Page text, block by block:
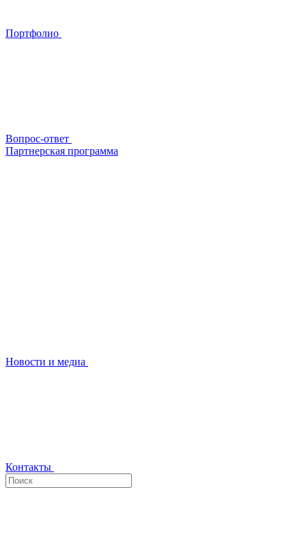
Портфолио
Вопрос-ответ
Партнерская программа
Новости и медиа
Контакты